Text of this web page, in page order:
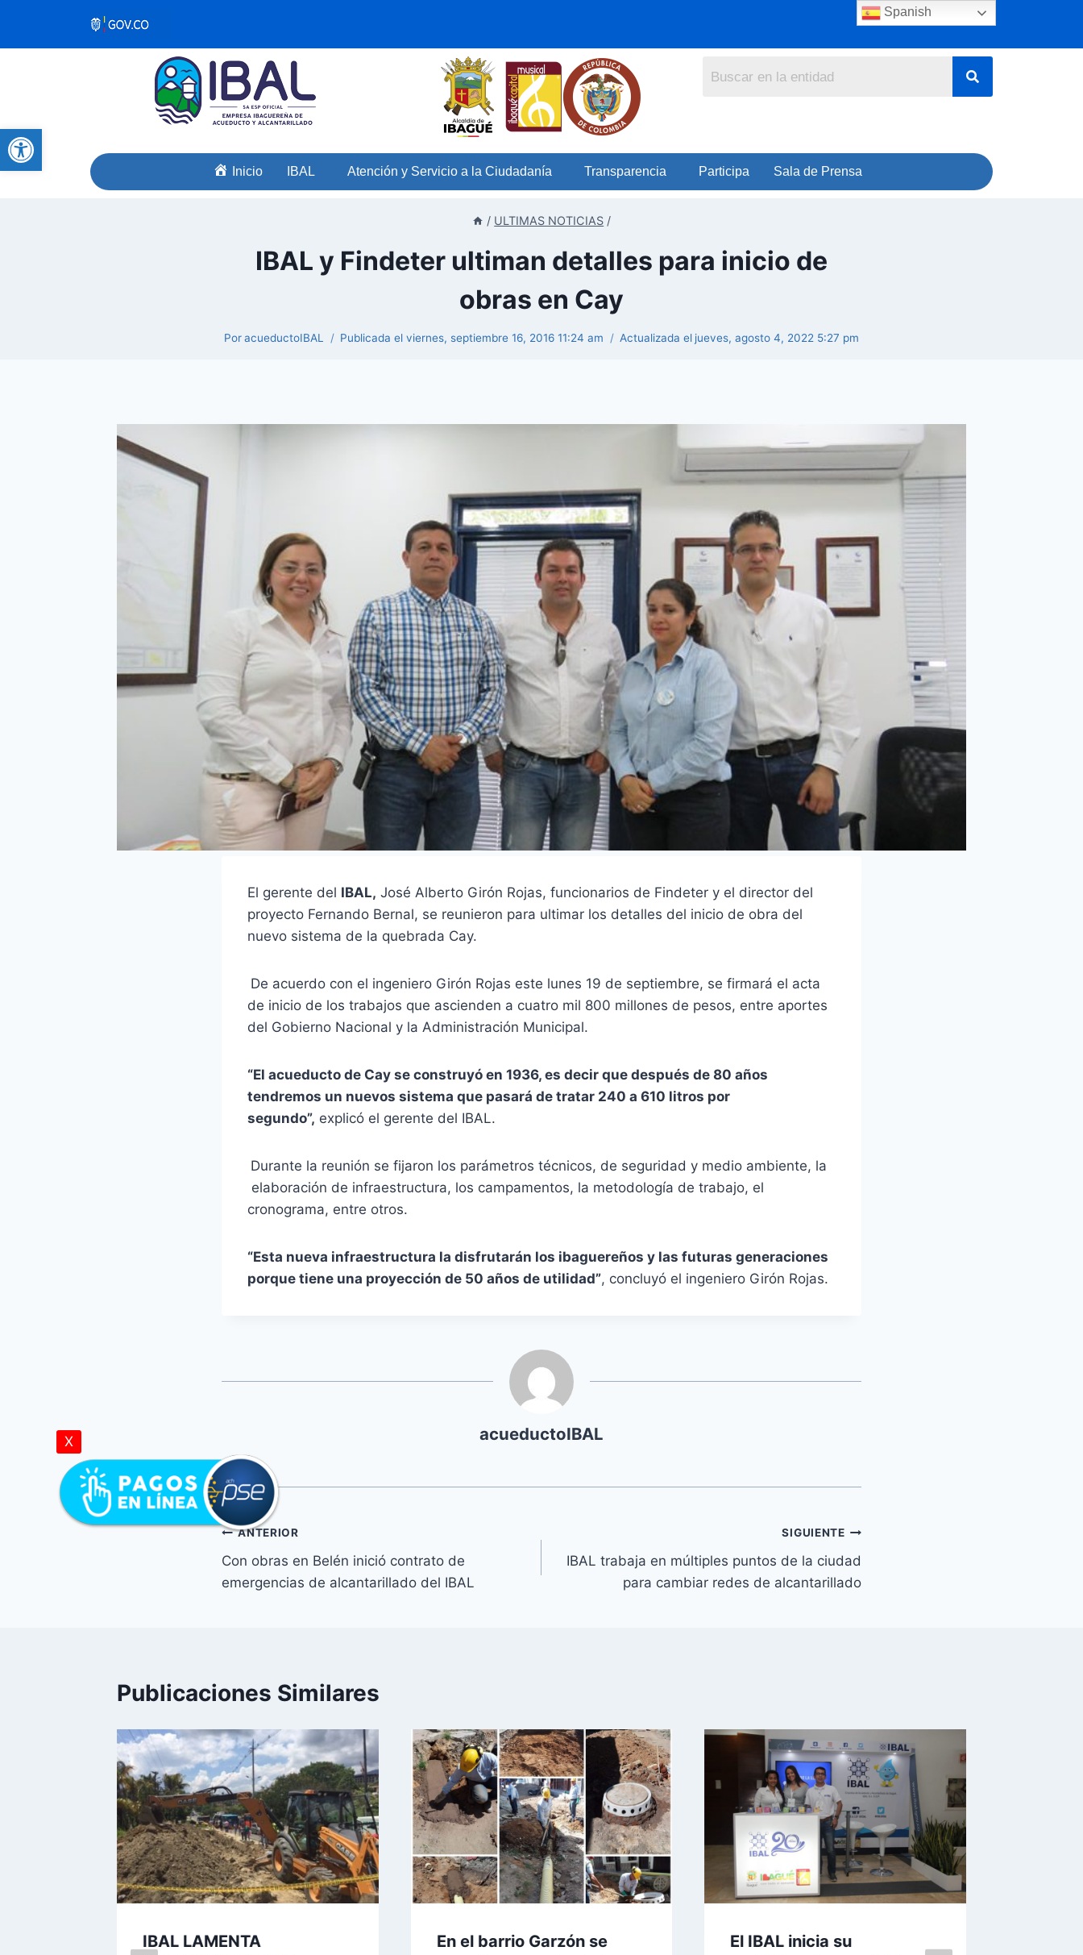
Inicio IBAL Atención y Servicio a la Ciudadanía Transparencia Participa Sala de Prensa
/ ULTIMAS NOTICIAS /
IBAL y Findeter ultiman detalles para inicio de
obras en Cay
Por acueductoIBAL Publicada el viernes, septiembre 16, 2016 11:24 am Actualizada el jueves, agosto 4, 2022 5:27 pm
El gerente del IBAL, José Alberto Girón Rojas, funcionarios de Findeter y el director del
proyecto Fernando Bernal, se reunieron para ultimar los detalles del inicio de obra del
nuevo sistema de la quebrada Cay.
De acuerdo con el ingeniero Girón Rojas este lunes 19 de septiembre, se firmará el acta
de inicio de los trabajos que ascienden a cuatro mil 800 millones de pesos, entre aportes
del Gobierno Nacional y la Administración Municipal.
“El acueducto de Cay se construyó en 1936, es decir que después de 80 años
tendremos un nuevos sistema que pasará de tratar 240 a 610 litros por
segundo”, explicó el gerente del IBAL.
Durante la reunión se fijaron los parámetros técnicos, de seguridad y medio ambiente, la
elaboración de infraestructura, los campamentos, la metodología de trabajo, el
cronograma, entre otros.
“Esta nueva infraestructura la disfrutarán los ibaguereños y las futuras generaciones
porque tiene una proyección de 50 años de utilidad”, concluyó el ingeniero Girón Rojas.
acueductoIBAL
ANTERIOR
Con obras en Belén inició contrato de
emergencias de alcantarillado del IBAL
SIGUIENTE
IBAL trabaja en múltiples puntos de la ciudad
para cambiar redes de alcantarillado
Publicaciones Similares
IBAL LAMENTA
En el barrio Garzón se
El IBAL inicia su
Spanish
X
Abrir barra de herramientas